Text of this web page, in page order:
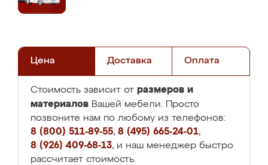
Цена Доставка Оплата
Стоимость зависит от размеров и
материалов Вашей мебели. Просто
позвоните нам по любому из телефонов:
8 (800) 511-89-55, 8 (495) 665-24-01,
8 (926) 409-68-13, и наш менеджер быстро
рассчитает стоимость.